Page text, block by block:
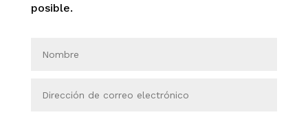
posible.